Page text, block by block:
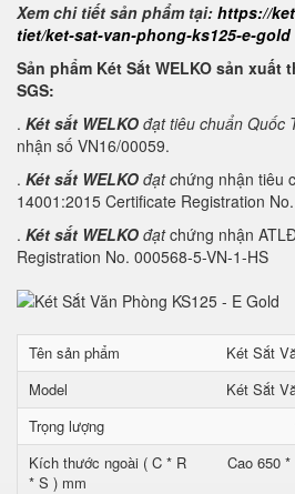
Xem chi tiết sản phẩm tại: https://
tiet/ket-sat-van-phong-ks125-e-gold
Sản phẩm Két Sắt WELKO sản xuất
SGS:
. Két sắt WELKO đạt tiêu chuẩn Quốc
nhận số VN16/00059.
. Két sắt WELKO đạt chứng nhận tiêu
14001:2015 Certificate Registration
. Két sắt WELKO đạtchứng nhận
Registration No. 000568-5-VN-1-HS
Tên sản phẩm
Két Sắt
Model
Két Sắt
Trọng lượng
Kích thước ngoài ( C * R
* S ) mm
Cao 650